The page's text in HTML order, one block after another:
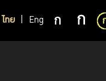
ไทย Eng